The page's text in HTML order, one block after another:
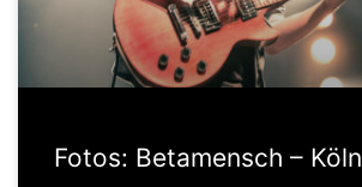
Fotos: Betamensch – Köln